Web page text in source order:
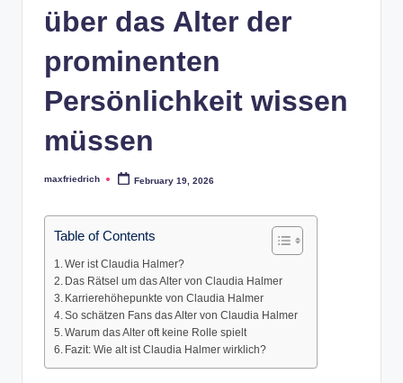
über das Alter der
prominenten
Persönlichkeit wissen
müssen
Posted
maxfriedrich February 19, 2026
Table of Contents
Wer ist Claudia Halmer?
Das Rätsel um das Alter von Claudia Halmer
Karrierehöhepunkte von Claudia Halmer
So schätzen Fans das Alter von Claudia Halmer
Warum das Alter oft keine Rolle spielt
Fazit: Wie alt ist Claudia Halmer wirklich?